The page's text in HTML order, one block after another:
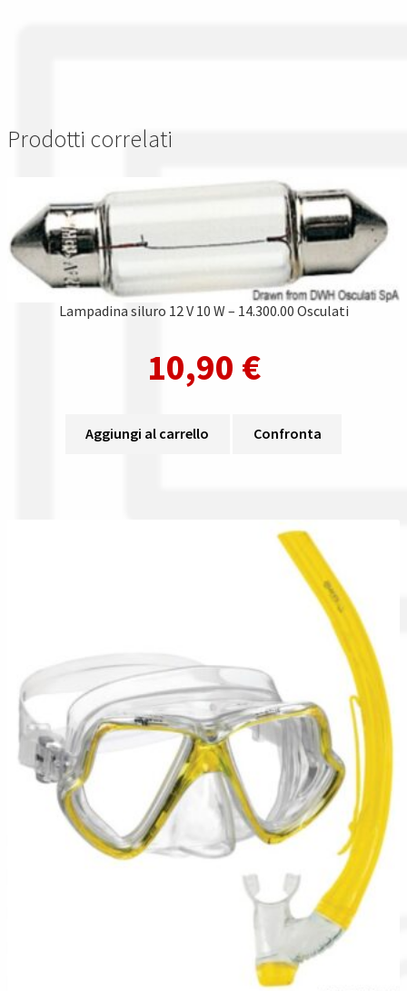
Prodotti correlati
Lampadina siluro 12 V 10 W – 14.300.00 Osculati
10,90 €
Aggiungi al carrello Confronta